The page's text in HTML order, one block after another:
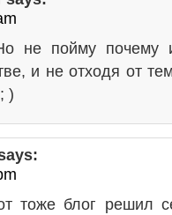
не пойму почему
и не отходя от
)
тоже блог решил